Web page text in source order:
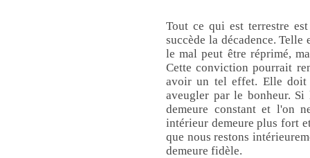
Tout ce qui est terrestre
succède la décadence.
le mal peut être réprimé,
Cette conviction pourrait
avoir un tel effet. Elle doit
aveugler par le bonheur.
demeure constant et l'on
intérieur demeure plus fort
que nous restons
demeure fidèle.